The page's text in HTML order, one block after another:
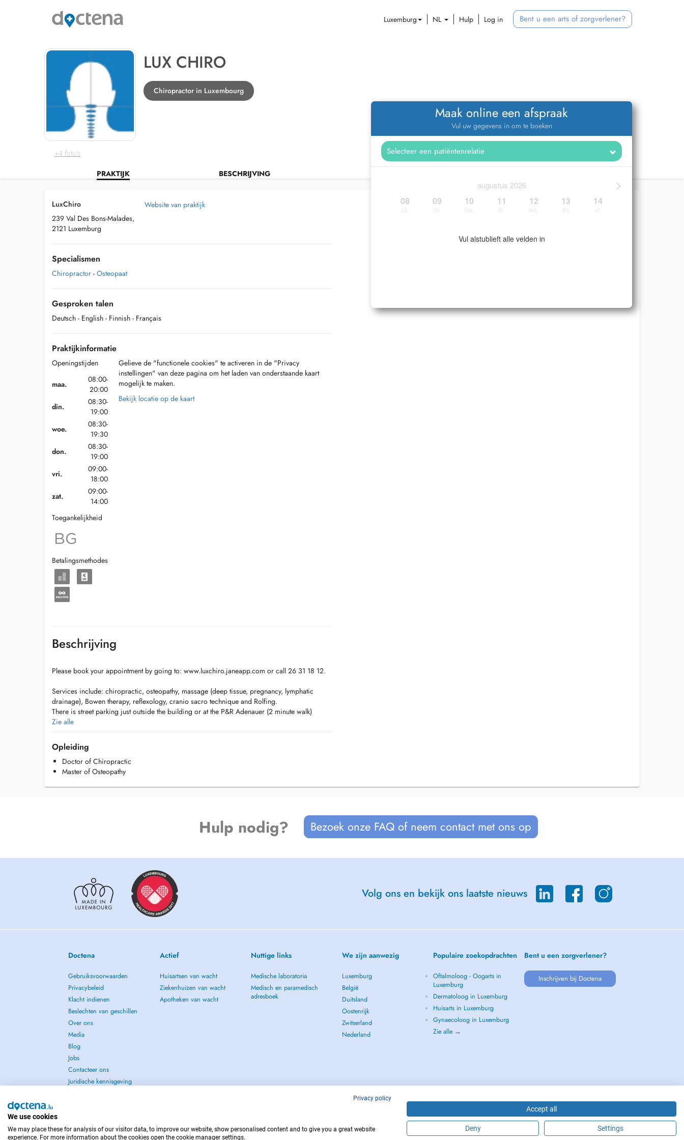
Luxemburg NL Hulp Log in Bent u een arts of zorgverlener?
+4 foto's
LUX CHIRO
Chiropractor in Luxembourg
PRAKTIJK BESCHRIJVING
Maak online een afspraak
Vul uw gegevens in om te boeken
>
augustus 2026
08 09 10 11 12 13 14
Vul alstublieft alle velden in
LuxChiro
239 Val Des Bons-Malades,
2121 Luxemburg
Website van praktijk
Specialismen
Chiropractor - Osteopaat
Gesproken talen
Deutsch - English - Finnish - Français
Praktijkinformatie
Openingstijden
maa.
08:00-
20:00
din.
08:30-
19:00
woe.
08:30-
19:30
don.
08:30-
19:00
vri.
09:00-
18:00
zat.
09:00-
14:00
Toegankelijkheid
Betalingsmethodes
Gelieve de "functionele cookies" te activeren in de "Privacy
instellingen" van deze pagina om het laden van onderstaande kaart
mogelijk te maken.
Bekijk locatie op de kaart
Beschrijving
Please book your appointment by going to: www.luxchiro.janeapp.com or call 26 31 18 12.
Services include: chiropractic, osteopathy, massage (deep tissue, pregnancy, lymphatic
drainage), Bowen therapy, reflexology, cranio sacro technique and Rolfing.
There is street parking just outside the building or at the P&R Adenauer (2 minute walk)
Access by bus:
#32 and #30 bus runs just in front of the building on Val des Bons Malades.
#6, #16, #18, #21, #25, #72, #211, #212, #305, #401, #402, #404, #405 stop at St.
Antoine Exupéry on Boulevard Konrad Adenauer (2 minute walk)
Zie alle
Opleiding
Doctor of Chiropractic
Master of Osteopathy
Hulp nodig? Bezoek onze FAQ of neem contact met ons op
Volg ons en bekijk ons laatste nieuws
Doctena
Gebruiksvoorwaarden
Privacybeleid
Klacht indienen
Beslechten van geschillen
Over ons
Media
Blog
Jobs
Contacteer ons
Juridische kennisgeving
Actief
Huisartsen van wacht
Ziekenhuizen van wacht
Apotheken van wacht
Nuttige links
Medische laboratoria
Medisch en paramedisch
adresboek
We zijn aanwezig
Luxemburg
België
Duitsland
Oostenrijk
Zwitserland
Nederland
Populaire zoekopdrachten
Oftalmoloog - Oogarts in
Luxemburg
Dermatoloog in Luxemburg
Huisarts in Luxemburg
Gynaecoloog in Luxemburg
Zie alle →
Bent u een zorgverlener?
Inschrijven bij Doctena
NEEM IN GEVAL VAN NOOD CONTACT OP MET : 112 Copyright © 2026 - DOCTENA S.A. 42, Rue de la Vallée, L-2661 Luxembourg
Privacy policy
We use cookies
We may place these for analysis of our visitor data, to improve our website, show personalised content and to give you a great website
experience. For more information about the cookies open the cookie manager settings.
Accept all
Deny Settings